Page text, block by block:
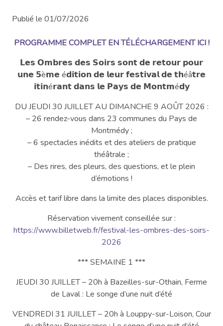
Publié le 01/07/2026
PROGRAMME COMPLET EN TÉLÉCHARGEMENT ICI !
𝗟𝗲𝘀 𝗢𝗺𝗯𝗿𝗲𝘀 𝗱𝗲𝘀 𝗦𝗼𝗶𝗿𝘀 𝘀𝗼𝗻𝘁 𝗱𝗲 𝗿𝗲𝘁𝗼𝘂𝗿 𝗽𝗼𝘂𝗿
𝘂𝗻𝗲 𝟱è𝗺𝗲 é𝗱𝗶𝘁𝗶𝗼𝗻 𝗱𝗲 𝗹𝗲𝘂𝗿 𝗳𝗲𝘀𝘁𝗶𝘃𝗮𝗹 𝗱𝗲 𝘁𝗵éâ𝘁𝗿𝗲
𝗶𝘁𝗶𝗻é𝗿𝗮𝗻𝘁 𝗱𝗮𝗻𝘀 𝗹𝗲 𝗣𝗮𝘆𝘀 𝗱𝗲 𝗠𝗼𝗻𝘁𝗺é𝗱𝘆
DU JEUDI 30 JUILLET AU DIMANCHE 9 AOÛT 2026 :
– 26 rendez-vous dans 23 communes du Pays de
Montmédy ;
– 6 spectacles inédits et des ateliers de pratique
théâtrale ;
– Des rires, des pleurs, des questions, et le plein
d’émotions !
Accès et tarif libre dans la limite des places disponibles.
Réservation vivement conseillée sur :
https://www.billetweb.fr/festival-les-ombres-des-soirs-
2026
*** SEMAINE 1 ***
JEUDI 30 JUILLET – 20h à Bazeilles-sur-Othain, Ferme
de Laval : Le songe d’une nuit d’été
VENDREDI 31 JUILLET – 20h à Louppy-sur-Loison, Cour